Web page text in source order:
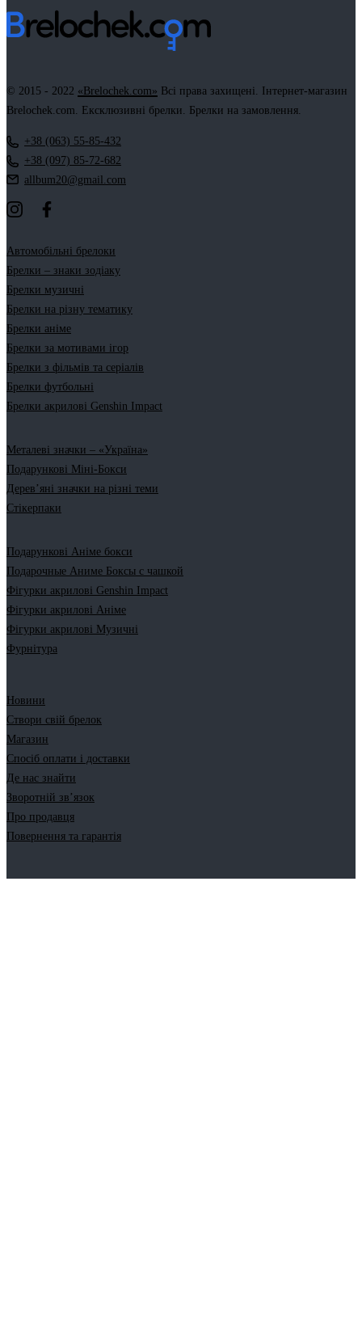
© 2015 - 2022 «Brelochek.com» Всі права захищені. Інтернет-магазин
Brelochek.com. Ексклюзивні брелки. Брелки на замовлення.
+38 (063) 55-85-432
+38 (097) 85-72-682
allbum20@gmail.com
Автомобільні брелоки
Брелки – знаки зодіаку
Брелки музичні
Брелки на різну тематику
Брелки аніме
Брелки за мотивами ігор
Брелки з фільмів та серіалів
Брелки футбольні
Брелки акрилові Genshin Impact
Металеві значки – «Україна»
Подарункові Міні-Бокси
Дерев’яні значки на різні теми
Стікерпаки
Подарункові Аніме бокси
Подарочные Аниме Боксы с чашкой
Фігурки акрилові Genshin Impact
Фігурки акрилові Аніме
Фігурки акрилові Музичні
Фурнітура
Новини
Створи свій брелок
Магазин
Спосіб оплати і доставки
Де нас знайти
Зворотній зв’язок
Про продавця
Повернення та гарантія